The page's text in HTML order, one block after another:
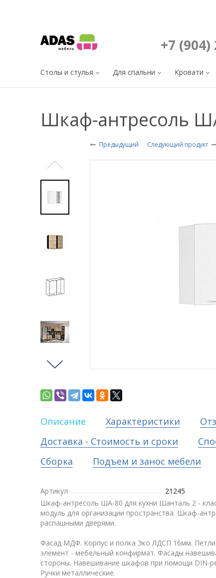
+7 (904)
Столы и стулья Для спальни Кровати
Шкаф-антресоль
Предыдущий Следующий продукт
Описание Характеристики
Доставка - Стоимость и сроки
Сборка
Подъем и занос мебели
Артикул
21245
Шкаф-антресоль ША-80 для кухни Шанталь 2 -
модуль для организации пространства. Шкаф-
распашными дверями.
Фасад МДФ. Корпус и полка Эко ЛДСП 16мм.
элемент - мебельный конфирмат. Фасады
стороны. Навешивание шкафов при помощи DIN-
Ручки металлические.